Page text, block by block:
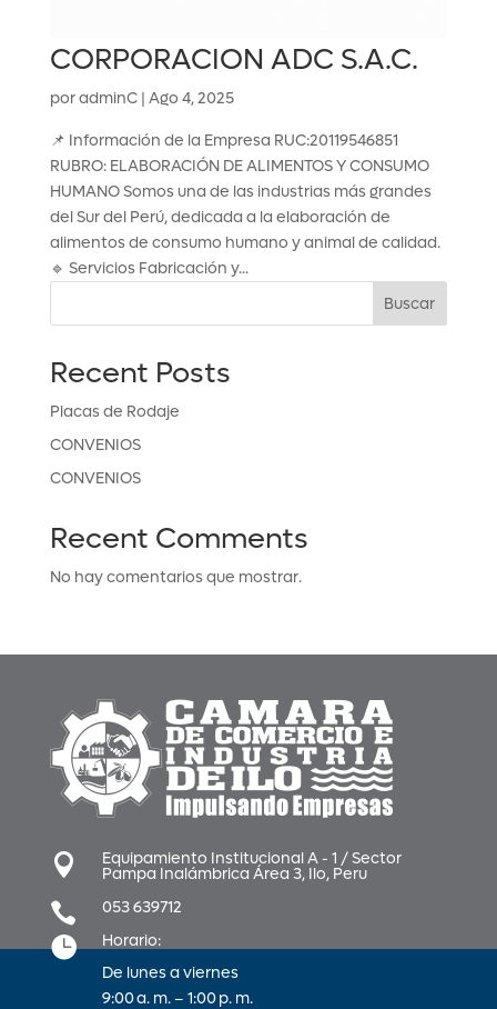
CORPORACION ADC S.A.C.
poradminC| Ago 4, 2025
📌 Información de la Empresa RUC:20119546851
RUBRO: ELABORACIÓN DE ALIMENTOS Y CONSUMO
HUMANO Somos una de las industrias más grandes
del Sur del Perú, dedicada a la elaboración de
alimentos de consumo humano y animal de calidad.
🔹 Servicios Fabricación y...
Buscar
Recent Posts
Placas de Rodaje
CONVENIOS
CONVENIOS
Recent Comments
No hay comentarios que mostrar.
 Equipamiento Institucional A - 1 / Sector
Pampa Inalámbrica Área 3, Ilo, Peru
 053 639712

Horario:
De lunes a viernes
9:00 a. m. – 1:00 p. m.